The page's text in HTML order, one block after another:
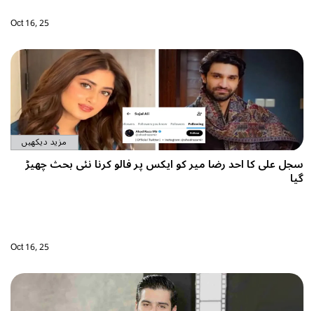
Oct 16, 25
مزید دیکھیں
سجل علی کا احد رضا میر کو ایکس پر فالو کرنا نئی بحث چھیڑ
گیا
Oct 16, 25